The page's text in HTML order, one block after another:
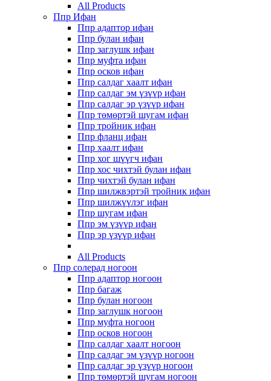
All Products
Ппр Ифан
Ппр адаптор ифан
Ппр булан ифан
Ппр заглушк ифан
Ппр муфта ифан
Ппр осков ифан
Ппр салдаг хаалт ифан
Ппр салдаг эм үзүүр ифан
Ппр салдаг эр үзүүр ифан
Ппр төмөртэй шугам ифан
Ппр тройник ифан
Ппр фланц ифан
Ппр хаалт ифан
Ппр хог шүүгч ифан
Ппр хос чихтэй булан ифан
Ппр чихтэй булан ифан
Ппр шилжвэртэй тройник ифан
Ппр шилжүүлэг ифан
Ппр шугам ифан
Ппр эм үзүүр ифан
Ппр эр үзүүр ифан
All Products
Ппр солерад ногоон
Ппр адаптор ногоон
Ппр багаж
Ппр булан ногоон
Ппр заглушк ногоон
Ппр муфта ногоон
Ппр осков ногоон
Ппр салдаг хаалт ногоон
Ппр салдаг эм үзүүр ногоон
Ппр салдаг эр үзүүр ногоон
Ппр төмөртэй шугам ногоон